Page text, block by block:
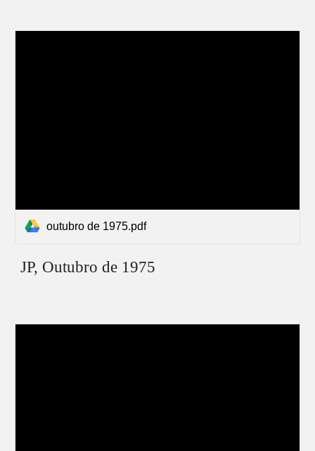
outubro de 1975.pdf
JP, Outubro de 1975